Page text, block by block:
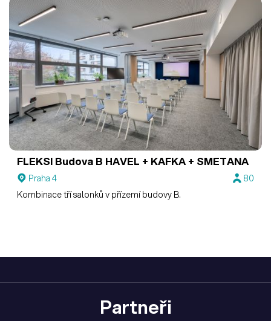
FLEKSI Budova B HAVEL + KAFKA + SMETANA
Praha 4
80
Kombinace tří salonků v přízemí budovy B.
Partneři